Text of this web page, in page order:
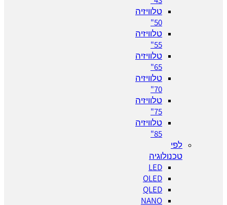
טלוויזיה
טלוויזיה
טלוויזיה
טלוויזיה
טלוויזיה
טלוויזיה
לפי
טכנולוגיה
LED
OLED
QLED
NANO